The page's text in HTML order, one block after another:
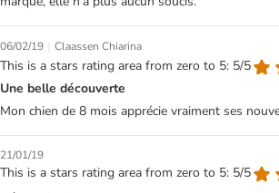
06/02/19 | Claassen Chiarina
This is a stars rating area from zero to 5: 5/5
Une belle découverte
Mon chien de 8 mois apprécie vraiment ses
21/01/19
This is a stars rating area from zero to 5: 5/5